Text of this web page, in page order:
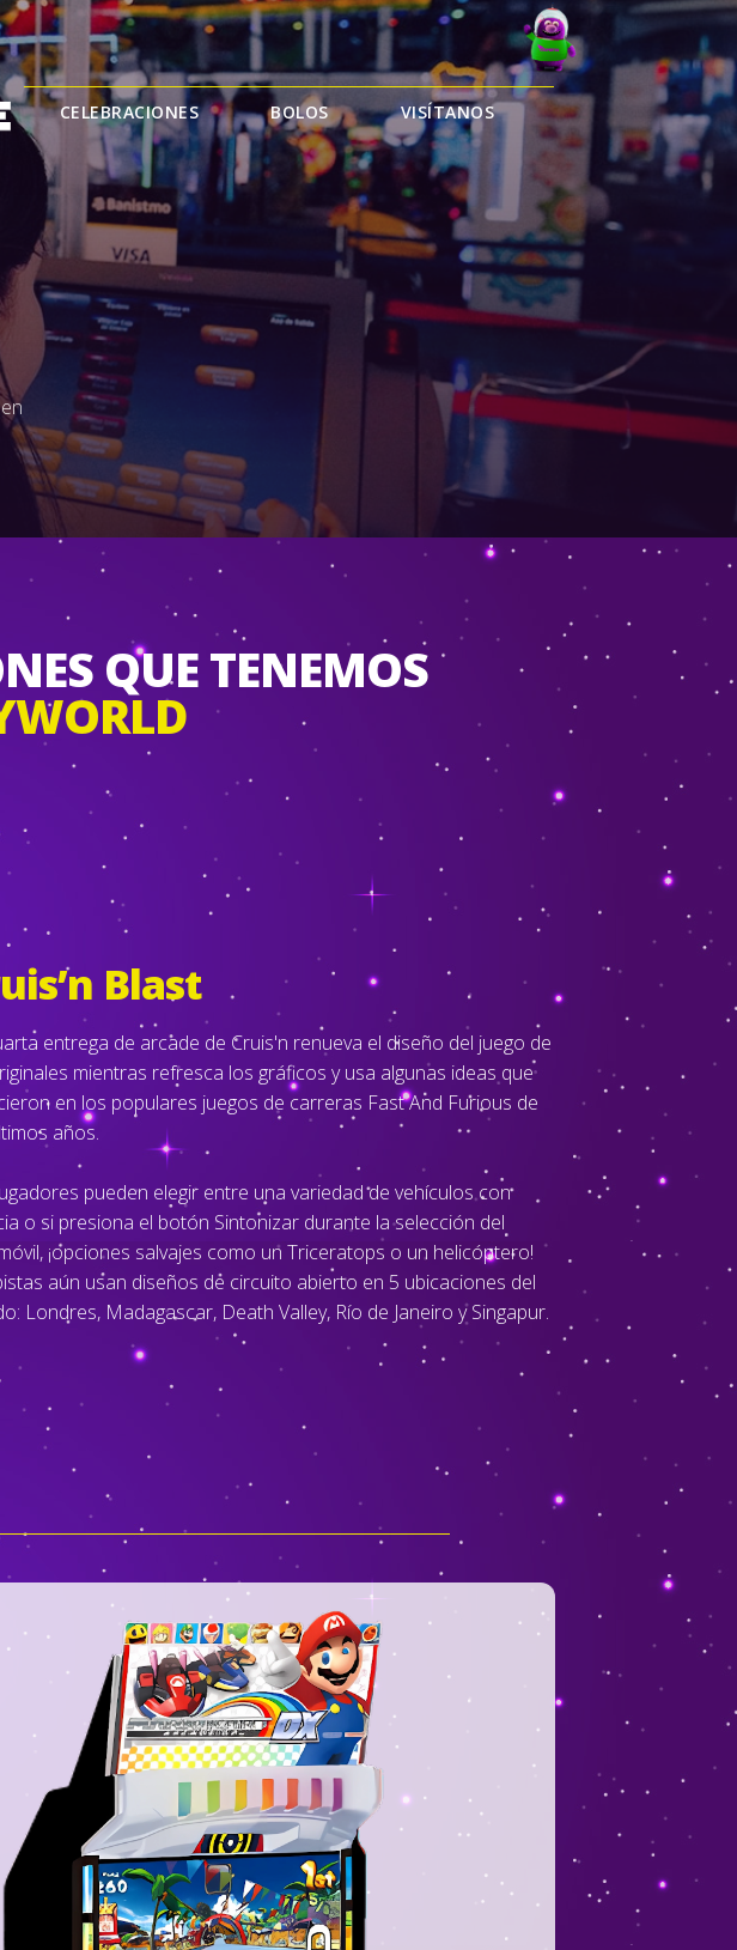
CELEBRACIONES BOLOS VISÍTANOS
QUE TENEMOS
Blast
entrega de arcade de Cruis'n renueva el diseño del juego de
mientras refresca los gráficos y usa algunas ideas que
en los populares juegos de carreras Fast And Furious de
años.
pueden elegir entre una variedad de vehículos con
o si presiona el botón Sintonizar durante la selección del
¡opciones salvajes como un Triceratops o un helicóptero!
aún usan diseños de circuito abierto en 5 ubicaciones del
Londres, Madagascar, Death Valley, Río de Janeiro y Singapur.